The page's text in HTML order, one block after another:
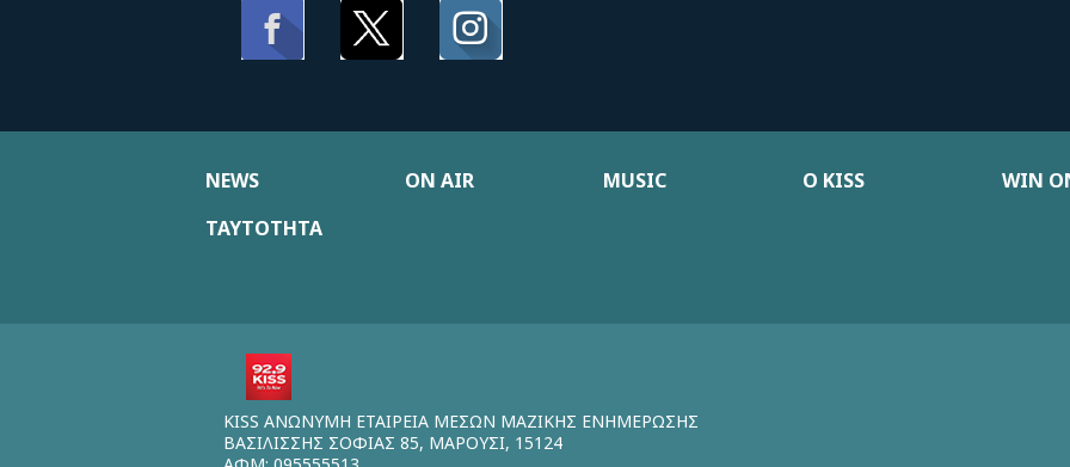
NEWS ON AIR MUSIC Ο KISS WIN
ΤΑΥΤΟΤΗΤΑ
KISS ΑΝΩΝΥΜΗ ΕΤΑΙΡΕΙΑ ΜΕΣΩΝ ΜΑΖΙΚΗΣ ΕΝΗΜΕΡΩΣΗΣ
ΒΑΣΙΛΙΣΣΗΣ ΣΟΦΙΑΣ 85, ΜΑΡΟΥΣΙ, 15124